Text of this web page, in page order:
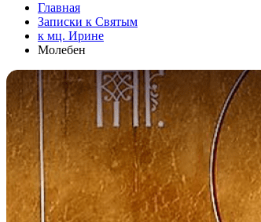
Главная
Записки к Святым
к мц. Ирине
Молебен